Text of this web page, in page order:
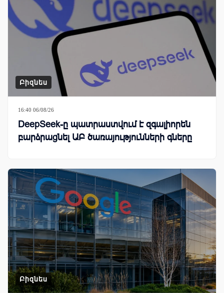
Բիզնես
16:40 06/08/26
DeepSeek-ը պատրաստվում է զգալիորեն
բարձրացնել ԱԲ ծառայությունների գները
Բիզնես